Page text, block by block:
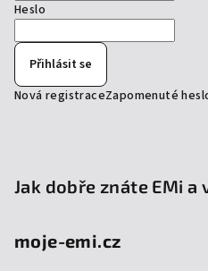
Heslo
Přihlásit se
Nová registraceZapomenuté
Jak dobře znáte EMi a
moje-emi.cz